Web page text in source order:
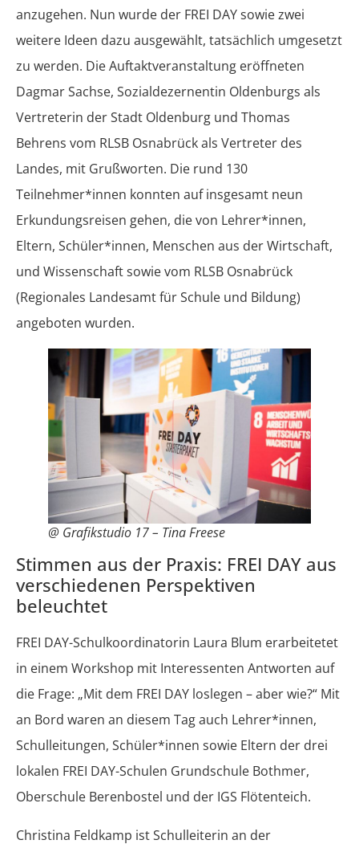
anzugehen. Nun wurde der FREI DAY sowie zwei
weitere Ideen dazu ausgewählt, tatsächlich umgesetzt
zu werden. Die Auftaktveranstaltung eröffneten
Dagmar Sachse, Sozialdezernentin Oldenburgs als
Vertreterin der Stadt Oldenburg und Thomas
Behrens vom RLSB Osnabrück als Vertreter des
Landes, mit Grußworten. Die rund 130
Teilnehmer*innen konnten auf insgesamt neun
Erkundungsreisen gehen, die von Lehrer*innen,
Eltern, Schüler*innen, Menschen aus der Wirtschaft,
und Wissenschaft sowie vom RLSB Osnabrück
(Regionales Landesamt für Schule und Bildung)
angeboten wurden.
@ Grafikstudio 17 – Tina Freese
Stimmen aus der Praxis: FREI DAY aus
verschiedenen Perspektiven
beleuchtet
FREI DAY-Schulkoordinatorin Laura Blum erarbeitetet
in einem Workshop mit Interessenten Antworten auf
die Frage: „Mit dem FREI DAY loslegen – aber wie?“ Mit
an Bord waren an diesem Tag auch Lehrer*innen,
Schulleitungen, Schüler*innen sowie Eltern der drei
lokalen FREI DAY-Schulen Grundschule Bothmer,
Oberschule Berenbostel und der IGS Flötenteich.
Christina Feldkamp ist Schulleiterin an der